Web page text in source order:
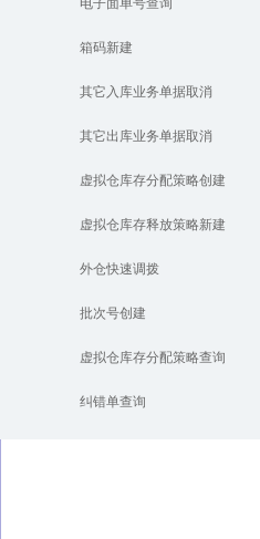
电子面单号查询
箱码新建
其它入库业务单据取消
其它出库业务单据取消
虚拟仓库存分配策略创建
虚拟仓库存释放策略新建
外仓快速调拨
批次号创建
虚拟仓库存分配策略查询
纠错单查询